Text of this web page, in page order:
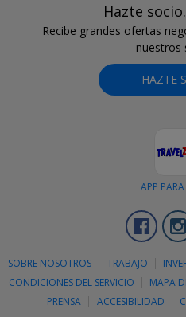
Hazte
Recibe grandes ofertas
nuestros
HAZTE
APP
SOBRE NOSOTROS TRABAJO
CONDICIONES DEL SERVICIO
MAPA
PRENSA
ACCESIBILIDAD